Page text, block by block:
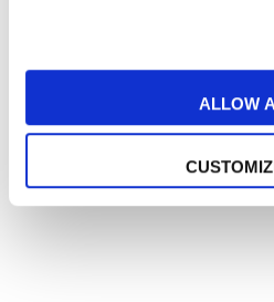
ALLOW
** le sedi contrassegnate con * offrono
RICHIEDI INFORMAZIONI